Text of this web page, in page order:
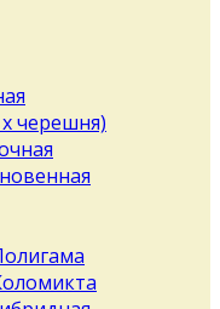
черешня)